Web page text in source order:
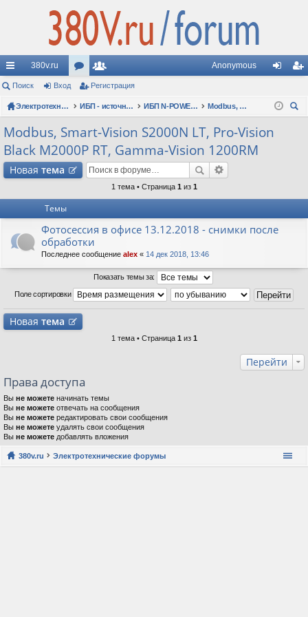
с
ы
лк
и
380v.ru
ор
ум
ол
ьз
ов
ат
ел
Anonymous
д ис
Поиск Вход Регистрация
Электротехнические форумы ИБП - источники бесперебойного питания ИБП N-POWER: новые модели (презентации, фотосессии, обзоры)
Modbus, Smart-Vision S2000N LT, Pro-Vision Black M2000P RT, Gamma-Vision 1200RM
Modbus, Smart-Vision S2000N LT, Pro-Vision
Black M2000P RT, Gamma-Vision 1200RM
Новая тема
1 тема • Страница 1 из 1
Темы
Фотосессия в офисе 13.12.2018 - снимки после
обработки
Последнее сообщение alex « 14 дек 2018, 13:46
Показать темы за:
Поле сортировки
Новая тема
1 тема • Страница 1 из 1
Перейти
Права доступа
Вы не можете начинать темы
Вы не можете отвечать на сообщения
Вы не можете редактировать свои сообщения
Вы не можете удалять свои сообщения
Вы не можете добавлять вложения
380v.ru Электротехнические форумы